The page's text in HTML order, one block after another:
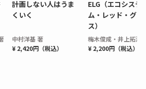
計画しない人はうま
くいく
中村洋基 著
¥ 2,420円（税込）
ELG（エコシステ
ム・レッド・グロ
ス）
梅木俊成・井上拓海
¥ 2,200円（税込）